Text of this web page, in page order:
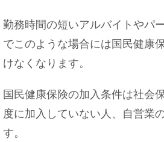
勤務時間の短いアルバイトやパ
でこのような場合には国民健康
けなくなります。
国民健康保険の加入条件は社会
度に加入していない人、自営業
す。